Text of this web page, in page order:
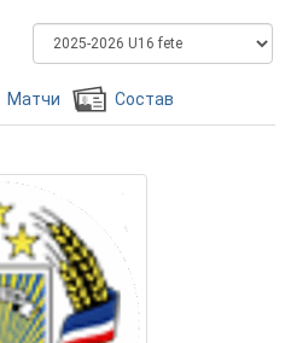
Матчи Состав